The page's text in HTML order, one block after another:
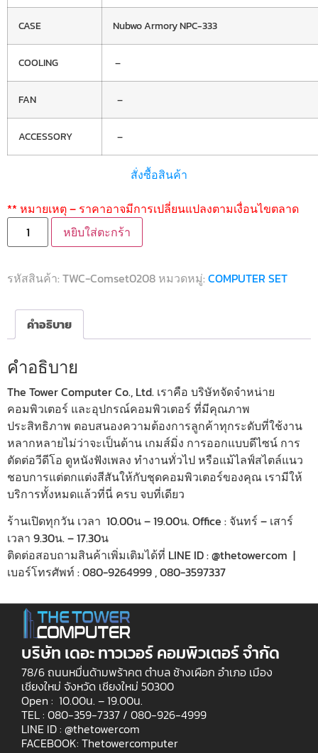
CASE Nubwo Armory NPC-333
COOLING –
FAN –
ACCESSORY –
สั่งซื้อสินค้า
** หมายเหตุ – ราคาอาจมีการเปลี่ยนแปลงตามเงื่อนไขตลาด
หยิบใส่ตะกร้า
รหัสสินค้า: TWC-Comset0208 หมวดหมู่: COMPUTER SET
คำอธิบาย
คำอธิบาย
The Tower Computer Co., Ltd. เราคือ บริษัทจัดจำหน่าย
คอมพิวเตอร์ และอุปกรณ์คอมพิวเตอร์ ที่มีคุณภาพ
ประสิทธิภาพ ตอบสนองความต้องการลูกค้าทุกระดับที่ใช้งาน
หลากหลายไม่ว่าจะเป็นด้าน เกมส์มิ่ง การออกแบบดีไซน์ การ
ตัดต่อวีดีโอ ดูหนังฟังเพลง ทำงานทั่วไป หรือแม้ไลฟ์สไตล์แนว
ชอบการแต่ตกแต่งสีสันให้กับชุดคอมพิวเตอร์ของคุณ เรามีให้
บริการทั้งหมดแล้วที่นี่ ครบ จบที่เดียว
ร้านเปิดทุกวัน เวลา 10.00น – 19.00น. Office : จันทร์ – เสาร์
เวลา 9.30น. – 17.30น
ติดต่อสอบถามสินค้าเพิ่มเติมได้ที่ LINE ID : @thetowercom |
เบอร์โทรศัพท์ : 080-9264999 , 080-3597337
บริษัท เดอะ ทาวเวอร์ คอมพิวเตอร์ จำกัด
78/6 ถนนหมื่นด้ามพร้าคต ตำบล ช้างเผือก อำเภอ เมือง
เชียงใหม่ จังหวัด เชียงใหม่ 50300
Open : 10.00น. – 19.00น.
TEL : 080-359-7337 / 080-926-4999
LINE ID : @thetowercom
FACEBOOK: Thetowercomputer